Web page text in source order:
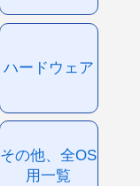
ハードウェア
その他、全OS
用一覧